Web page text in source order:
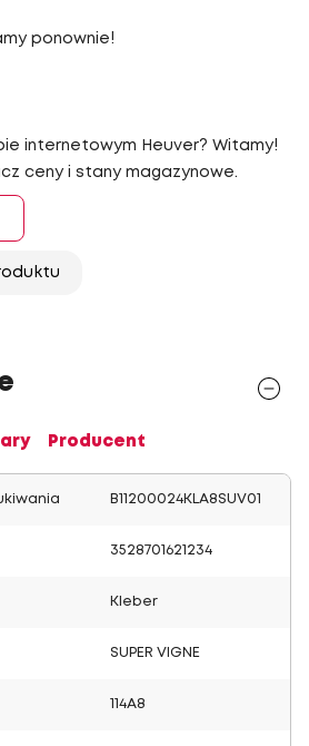
ponownie!
internetowym Heuver? Witamy!
ceny i stany magazynowe.
Producent
B11200024KLA8SUV01
3528701621234
Kleber
SUPER VIGNE
114A8